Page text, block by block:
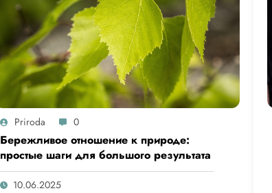
Priroda 0
Бережливое отношение к природе:
простые шаги для большого результата
10.06.2025